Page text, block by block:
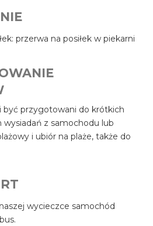
przerwa na posiłek w piekarni
być przygotowani do krótkich
wysiadań z samochodu lub
i ubiór na plaże, także do
wycieczce samochód